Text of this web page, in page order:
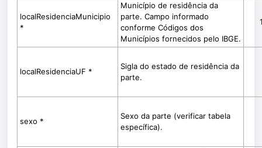
localResidenciaMunicipio
*
Município de residência da
parte. Campo informado
conforme Códigos dos
Municípios fornecidos pelo IBGE.
localResidenciaUF *
Sigla do estado de residência da
parte.
sexo *
Sexo da parte (verificar tabela
específica).